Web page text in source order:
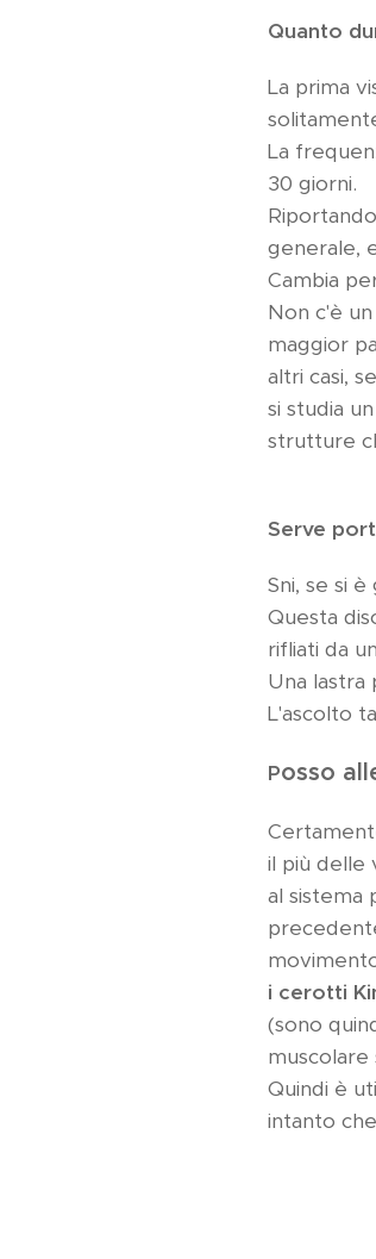
Quanto
La prima
La
30 giorni.
generale,
Cambia
Non c'è
maggior
altri casi,
si studia
strutture
Serve
Sni, se si
Questa
rifliati da
Una lastra
L'ascolto
Posso
il più delle
al sistema
i cerotti
(sono
muscolare
Quindi è
intanto